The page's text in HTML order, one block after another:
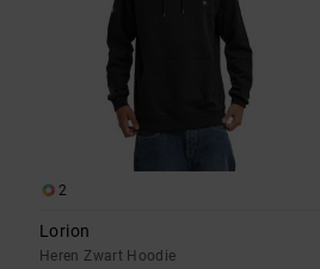
2
Lorion
Heren Zwart Hoodie